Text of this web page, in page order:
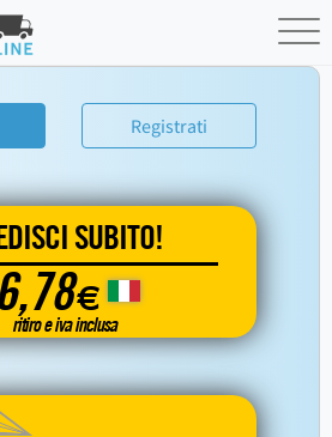
Registrati
SUBITO!
€
ritiro e iva inclusa